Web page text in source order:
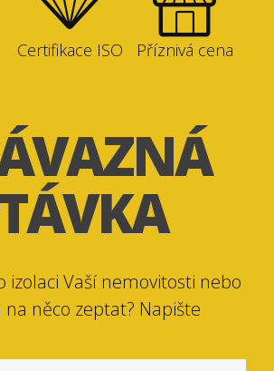
Certifikace ISO Příznivá cena
izolaci Vaší nemovitosti nebo
na něco zeptat? Napište